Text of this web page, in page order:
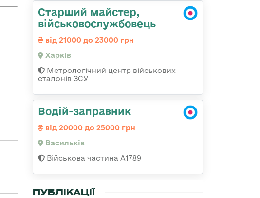
Старший майстер,
військовослужбовець
від 21000 до 23000 грн
Харків
Метрологічний центр військових
еталонів ЗСУ
Водій-заправник
від 20000 до 25000 грн
Васильків
Військова частина А1789
ПУБЛІКАЦІЇ